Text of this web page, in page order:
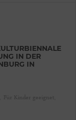
IN DER
IN